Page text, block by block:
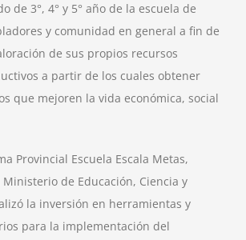
de 3°, 4° y 5° año de la escuela de
y comunidad en general a fin de
de sus propios recursos
a partir de los cuales obtener
que mejoren la vida económica, social
Provincial Escuela Escala Metas,
de Educación, Ciencia y
la inversión en herramientas y
para la implementación del